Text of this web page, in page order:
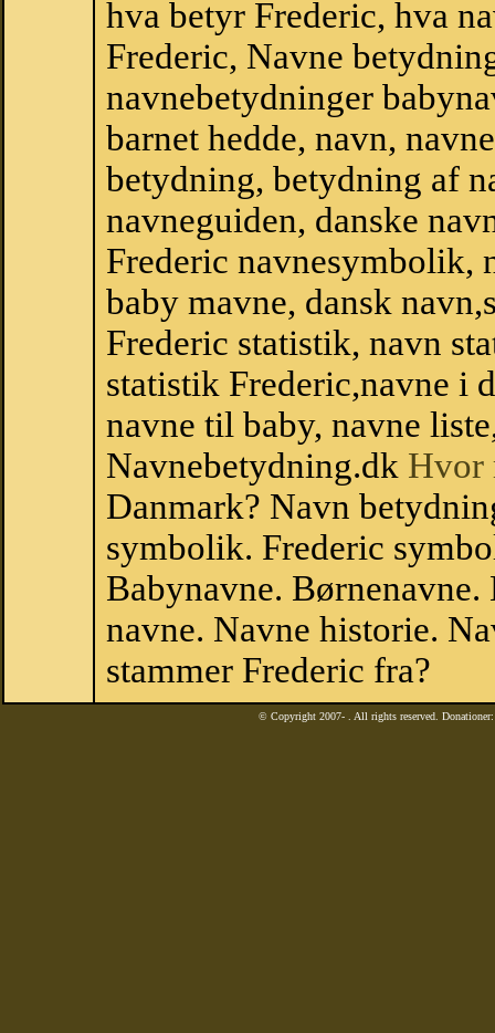
hva betyr Frederic, hva
Frederic, Navne
navnebetydninger
barnet hedde, navn,
betydning, betydning af
navneguiden, danske
Frederic navnesymbolik,
baby mavne, dansk
Frederic statistik, navn
statistik Frederic,navne i
navne til baby, navne
Navnebetydning.dk Hvor
Danmark? Navn
symbolik. Frederic
Babynavne.
navne. Navne historie.
stammer Frederic fra?
© Copyright 2007- . All rights reserved.